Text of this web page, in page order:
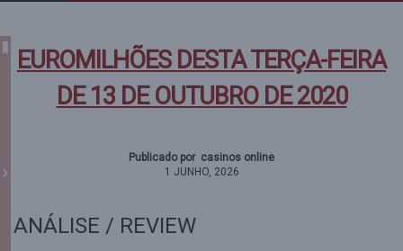
EUROMILHÕES DESTA TERÇA-FEIRA
DE 13 DE OUTUBRO DE 2020
Publicado por casinos online
1 JUNHO, 2026
ANÁLISE / REVIEW